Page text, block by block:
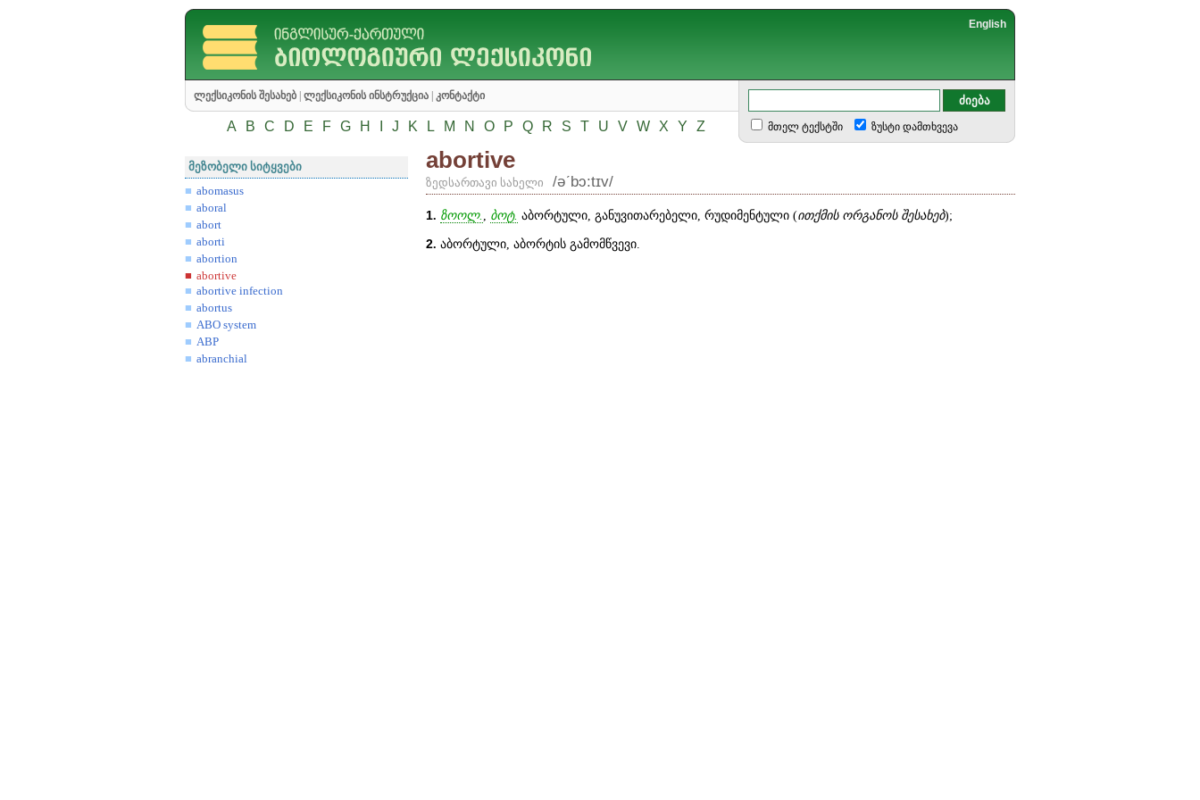
English
ლექსიკონის შესახებ ლექსიკონის ინსტრუქცია კონტაქტი
A B C D E F G H J K L M N O P Q R S T U V W X Y Z მთელ ტექსტში ზუსტი დამთხვევა
მეზობელი სიტყვები
abomasus
aboral
abort
aborti
abortion
abortive
abortive infection
abortus
ABO system
ABP
abranchial
abortive
ზედსართავი სახელი /əʹbɔ:tɪv/
1. ზოოლ. ბოტ. აბორტული, განუვითარებელი, რუდიმენტული (ითქმის ორგანოს შესახებ);
2. აბორტული, აბორტის გამომწვევი.